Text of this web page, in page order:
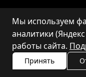
Мы используем
аналитики
работы сайта.
Принять